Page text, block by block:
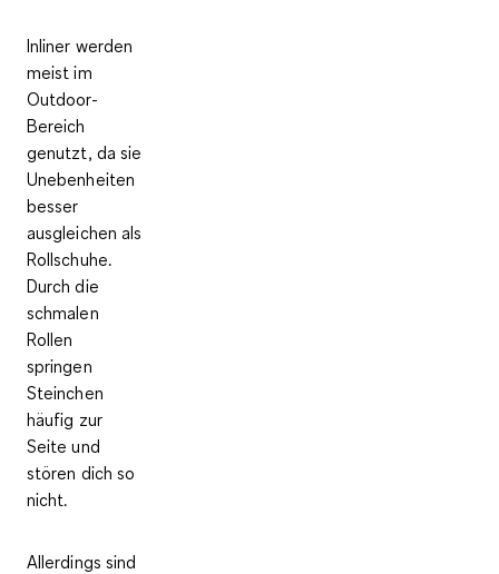
Inliner werden
meist im
Outdoor-
Bereich
genutzt, da sie
Unebenheiten
besser
ausgleichen als
Rollschuhe.
Durch die
schmalen
Rollen
springen
Steinchen
häufig zur
Seite und
stören dich so
nicht.
Allerdings sind